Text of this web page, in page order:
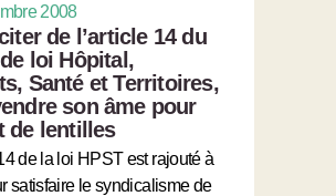
2008
de l’article 14 du
loi Hôpital,
Santé et Territoires,
son âme pour
de lentilles
de la loi HPST est rajouté à
satisfaire le syndicalisme de